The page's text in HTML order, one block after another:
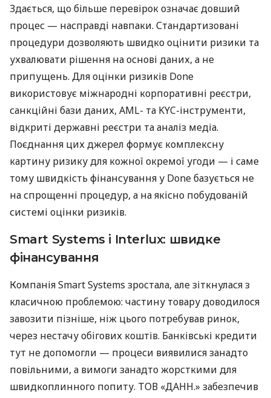
Здається, що більше перевірок означає довший
процес — насправді навпаки. Стандартизовані
процедури дозволяють швидко оцінити ризики та
ухвалювати рішення на основі даних, а не
припущень. Для оцінки ризиків Done
використовує міжнародні корпоративні реєстри,
санкційні бази даних, AML- та KYC-інструменти,
відкриті державні реєстри та аналіз медіа.
Поєднання цих джерел формує комплексну
картину ризику для кожної окремої угоди — і саме
тому швидкість фінансування у Done базується не
на спрощенні процедур, а на якісно побудованій
системі оцінки ризиків.
Smart Systems і Interlux: швидке
фінансування
Компанія Smart Systems зростала, але зіткнулася з
класичною проблемою: частину товару доводилося
завозити пізніше, ніж цього потребував ринок,
через нестачу обігових коштів. Банківські кредити
тут не допомогли — процеси виявилися занадто
повільними, а вимоги занадто жорсткими для
швидкоплинного попиту. ТОВ «ДАНН.» забезпечив